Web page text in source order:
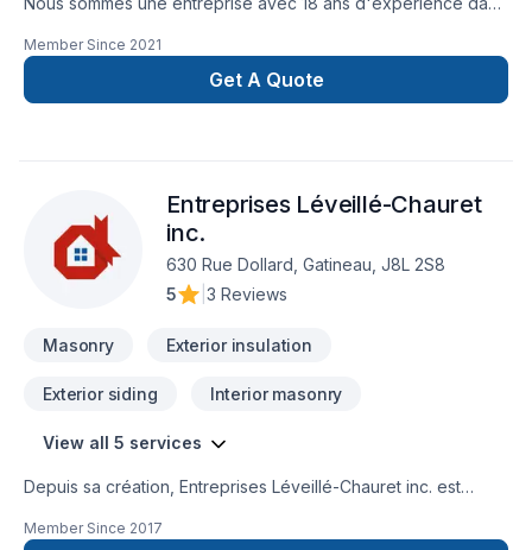
spécialisés dans le domaine de la rénovation et de la
construction, ainsi que dans divers types de travaux de
réparation et de modification dans les secteurs résidentiel,
Member Since 2021
Get A Quote
Entreprises Léveillé-Chauret
inc.
630 Rue Dollard, Gatineau, J8L 2S8
5
3 Reviews
Masonry Exterior insulation
Exterior siding Interior masonry
View all 5 services
Depuis sa création, Entreprises Léveillé-Chauret inc. est
Revêtement extérieur. Nous desservons Outaouais avec
Member Since 2017